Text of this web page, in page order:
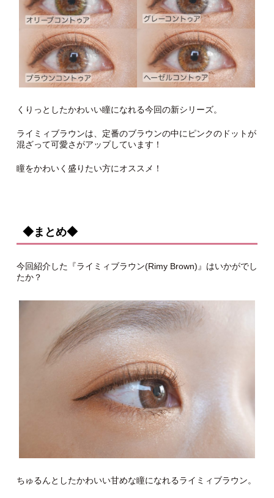
くりっとしたかわいい瞳になれる今回の新シリーズ。
ライミィブラウンは、定番のブラウンの中にピンクのドットが
混ざって可愛さがアップしています！
瞳をかわいく盛りたい方にオススメ！
◆まとめ◆
今回紹介した『ライミィブラウン(Rimy Brown)』はいかがでし
たか？
ちゅるんとしたかわいい甘めな瞳になれるライミィブラウン。